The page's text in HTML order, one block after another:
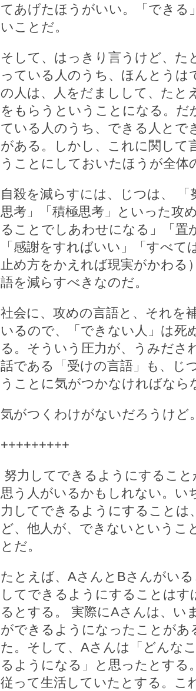
てあげたほうがいい。「できる
いことだ。
そして、はっきり言うけど、た
っている人のうち、ほんとうは
の人は、人をだましして、たと
をもらうということになる。だ
ている人のうち、できる人とで
がある。しかし、これに関して
うことにしておいたほうが全体
自殺を減らすには、じつは、 「
思考」「積極思考」といった攻
ることでしあわせになる」「置
「感謝をすればいい」「すべて
止め方をかえれば現実がかわる
語を減らすべきなのだ。
社会に、攻めの言語と、それを
いるので、「できない人」は死
る。そういう圧力が、うみださ
話である「受けの言語」も、じ
うことに気がつかなければなら
気がつくわけがないだろうけど。
+++++++++
努力してできるようにするこ
思う人がいるかもしれない。い
力してできるようにすることは
ど、他人が、できないというこ
とだ。
たとえば、AさんとBさんがい
してできるようにすることは
るとする。 実際にAさんは、い
ができるようになったことがあ
た。そして、Aさんは「どんな
るようになる」と思ったとする
従って生活していたとする。こ